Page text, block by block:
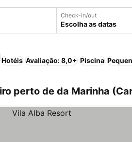
Check-in/out
Escolha as datas
Hotéis Avaliação: 8,0+ Piscina
perto de da Marinha